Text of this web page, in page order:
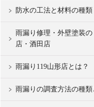
防水の工法と材料の種類
雨漏り修理・外壁塗装
店・酒田店
雨漏り119山形店とは？
雨漏りの調査方法の種類